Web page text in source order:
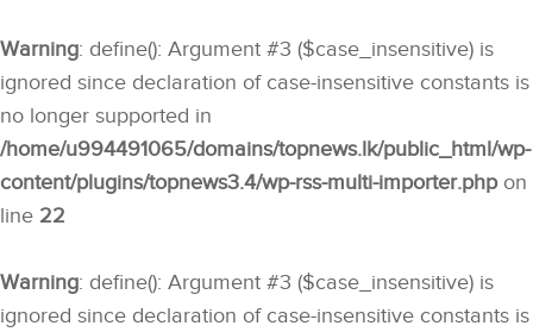
Warning: define(): Argument #3 ($case_insensitive) is
ignored since declaration of case-insensitive constants is
no longer supported in
/home/u994491065/domains/topnews.lk/public_html/wp-
content/plugins/topnews3.4/wp-rss-multi-importer.phpon
line 22
Warning: define(): Argument #3 ($case_insensitive) is
ignored since declaration of case-insensitive constants is